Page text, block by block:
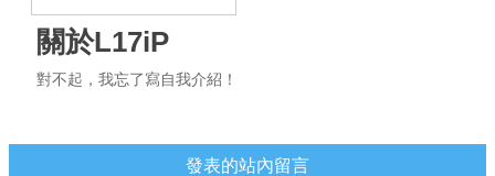
關於L17iP
對不起，我忘了寫自我介紹！
發表的站內留言